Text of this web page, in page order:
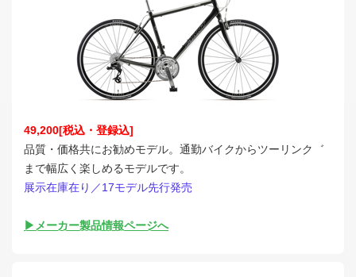
49,200[税込・登録込]
品質・価格共にお勧めモデル。通勤バイクからツーリンク゛
まで幅広く楽しめるモデルです。
展示在庫在り／17モデル先行発売
▶メーカー製品情報ページへ